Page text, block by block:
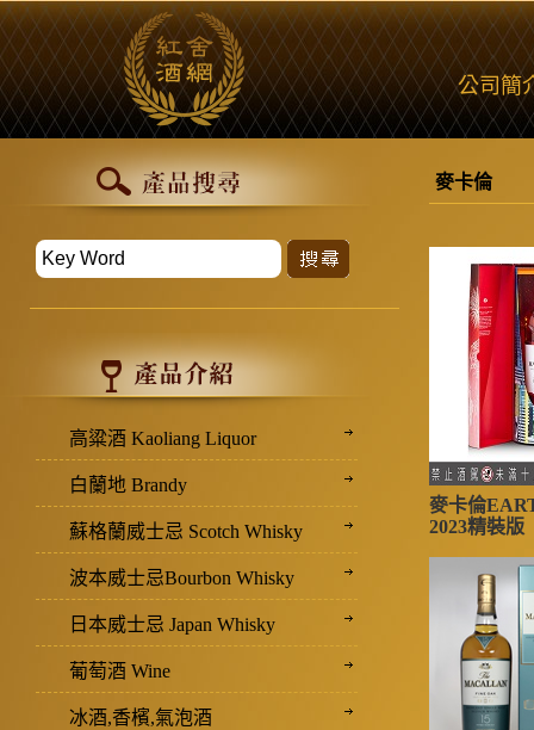
公司簡
高粱酒 Kaoliang Liquor
白蘭地 Brandy
蘇格蘭威士忌 Scotch Whisky
波本威士忌Bourbon Whisky
日本威士忌 Japan Whisky
葡萄酒 Wine
冰酒,香檳,氣泡酒
麥卡倫
麥卡倫
2023精裝版